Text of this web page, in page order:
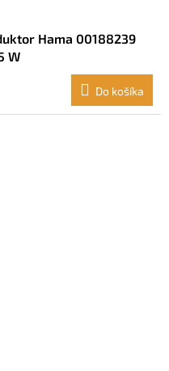
Hama 00188239
W
Do košíka